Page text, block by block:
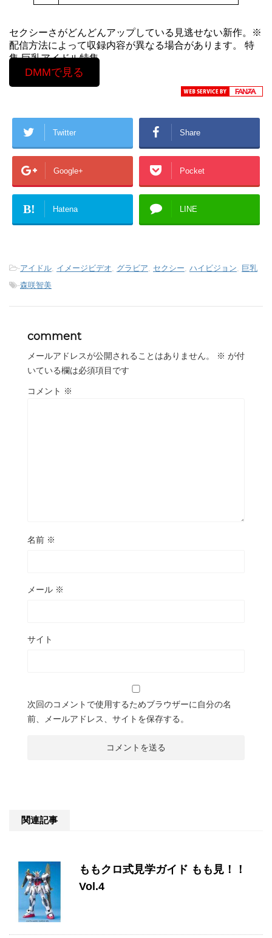
セクシーさがどんどんアップしている見逃せない新作。※
配信方法によって収録内容が異なる場合があります。 特
集 巨乳アイドル特集
DMMで見る
Twitter Share
Google+ Pocket
B! Hatena LINE
-アイドル, イメージビデオ, グラビア, セクシー, ハイビジョン, 巨乳
-森咲智美
comment
メールアドレスが公開されることはありません。 ※ が付
いている欄は必須項目です
コメント ※
名前 ※
メール ※
サイト
次回のコメントで使用するためブラウザーに自分の名
前、メールアドレス、サイトを保存する。
関連記事
ももクロ式見学ガイド もも見！！
Vol.4